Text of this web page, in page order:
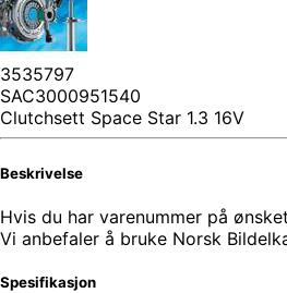
3535797
SAC3000951540
Clutchsett Space Star 1.3 16V
Beskrivelse
Hvis du har varenummer på
Vi anbefaler å bruke Norsk
Spesifikasjon